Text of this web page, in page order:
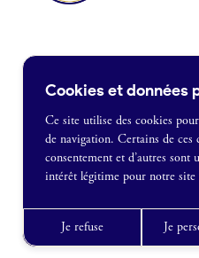
France Boulangerie
1 rue Alexandre Fleming
09 86 23 49 09
Je souhaite
CGU
Cookies et données
Ce site utilise des cookies
de navigation. Certains de ces
consentement et d’autres sont
intérêt légitime pour notre site
Je refuse Je